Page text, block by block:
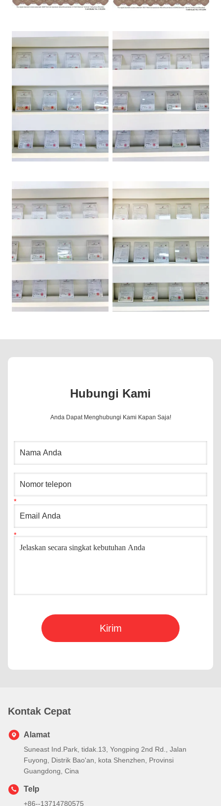
Hubungi Kami
Anda Dapat Menghubungi Kami Kapan Saja!
Kirim
Kontak Cepat
Alamat
Suneast Ind.Park, tidak.13, Yongping 2nd Rd., Jalan
Fuyong, Distrik Bao'an, kota Shenzhen, Provinsi
Guangdong, Cina
Telp
+86--13714780575